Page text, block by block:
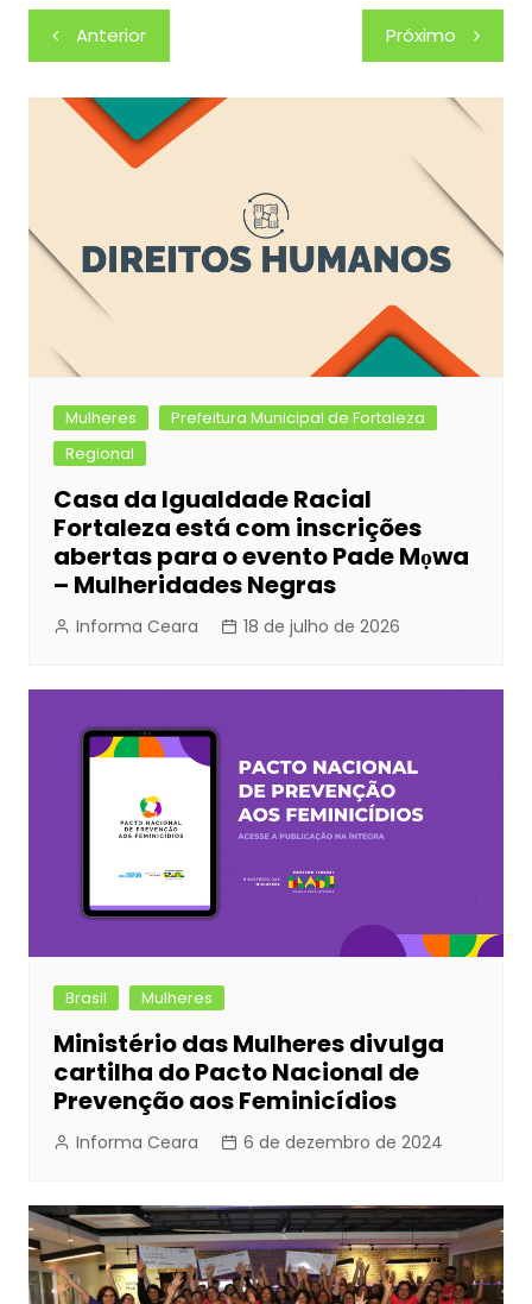
c
e
b
o
s
s
e
n
g
at
s
A
p
dI
Navegação
de
Post
Anterior Próximo
Mulheres
Prefeitura Municipal de Fortaleza
Regional
Casa da Igualdade Racial
Fortaleza está com inscrições
abertas para o evento Pade Mọwa
– Mulheridades Negras
Informa Ceara 18 de julho de 2026
Brasil Mulheres
Ministério das Mulheres divulga
cartilha do Pacto Nacional de
Prevenção aos Feminicídios
Informa Ceara 6 de dezembro de 2024